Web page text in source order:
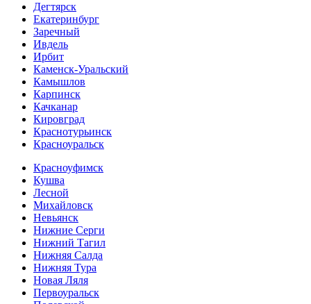
Дегтярск
Екатеринбург
Заречный
Ивдель
Ирбит
Каменск-Уральский
Камышлов
Карпинск
Качканар
Кировград
Краснотурьинск
Красноуральск
Красноуфимск
Кушва
Лесной
Михайловск
Невьянск
Нижние Серги
Нижний Тагил
Нижняя Салда
Нижняя Тура
Новая Ляля
Первоуральск